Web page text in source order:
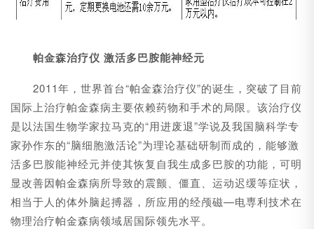
帕金森治疗仪 激活多巴胺能神经元
2011年，世界首台“帕金森治疗仪”的诞生，突破了目前
国际上治疗帕金森病主要依赖药物和手术的局限。该治疗仪
是以法国生物学家拉马克的“用进废退”学说及我国脑科学专
家孙作东的“脑细胞激活论”为理论基础研制而成的，能够激
活多巴胺能神经元并使其恢复自我生成多巴胺的功能，可明
显改善因帕金森病所导致的震颤、僵直、运动迟缓等症状，
相当于人的体外脑起搏器，所应用的经颅磁—电専利技术在
物理治疗帕金森病领域居国际领先水平。